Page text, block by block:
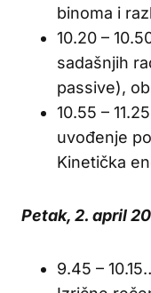
binoma i
10.20 –
sadašnjih
passive),
10.55 –
uvođenje
Kinetička
Petak, 2. april
9.45 –